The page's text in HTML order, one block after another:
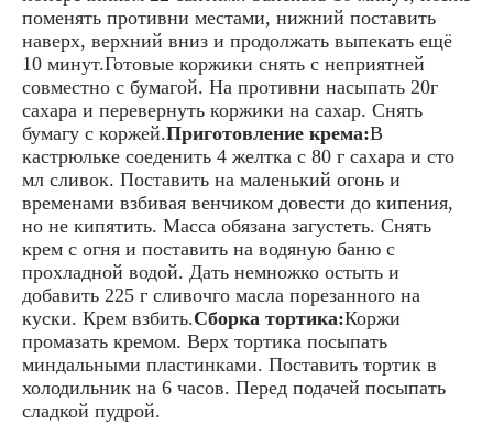
поменять противни местами, нижний поставить
наверх, верхний вниз и продолжать выпекать ещё
10 минут.Готовые коржики снять с неприятней
совместно с бумагой. На противни насыпать 20г
сахара и перевернуть коржики на сахар. Снять
бумагу с коржей.Приготовление крема:В
кастрюльке соеденить 4 желтка с 80 г сахара и сто
мл сливок. Поставить на маленький огонь и
временами взбивая венчиком довести до кипения,
но не кипятить. Масса обязана загустеть. Снять
крем с огня и поставить на водяную баню с
прохладной водой. Дать немножко остыть и
добавить 225 г сливочго масла порезанного на
куски. Крем взбить.Сборка тортика:Коржи
промазать кремом. Верх тортика посыпать
миндальными пластинками. Поставить тортик в
холодильник на 6 часов. Перед подачей посыпать
сладкой пудрой.